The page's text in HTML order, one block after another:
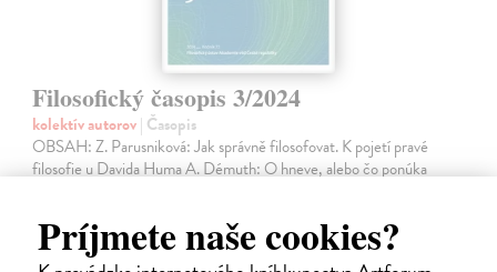
Príjmete naše cookies?
Filosofický časopis 3/2024
kolektív autorov| Časopis
OBSAH: Z. Parusniková: Jak správně filosofovat. K pojetí pravé
filosofie u Davida Huma A. Démuth: O hneve, alebo čo ponúka
Na sklade ?